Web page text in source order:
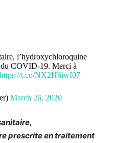
l’hydroxychloroquine
du COVID-19. Merci à
https://t.co/NX2H6iwI07
March 26, 2020
prescrite en traitement